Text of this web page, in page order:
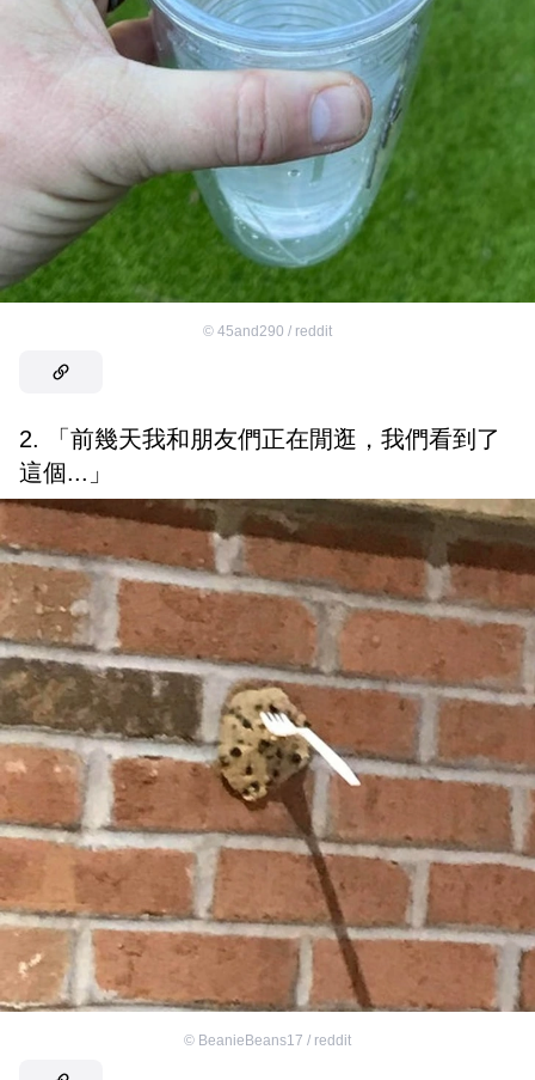
© 45and290 / reddit
2. 「前幾天我和朋友們正在閒逛，我們看到了
這個...」
© BeanieBeans17 / reddit